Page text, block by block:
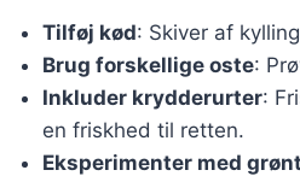
Tilføj kød: Skiver af
Brug forskellige oste:
Inkluder krydderurter:
en friskhed til retten.
Eksperimenter med